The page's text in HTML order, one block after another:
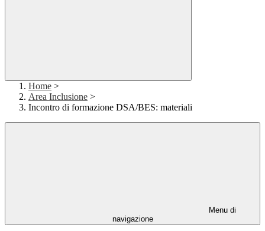
Home >
Area Inclusione >
Incontro di formazione DSA/BES: materiali
Menu di
navigazione